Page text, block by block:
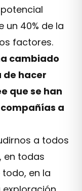
40% de la
factores.
cambiado
de hacer
que se han
a
a todos
en todas
en la